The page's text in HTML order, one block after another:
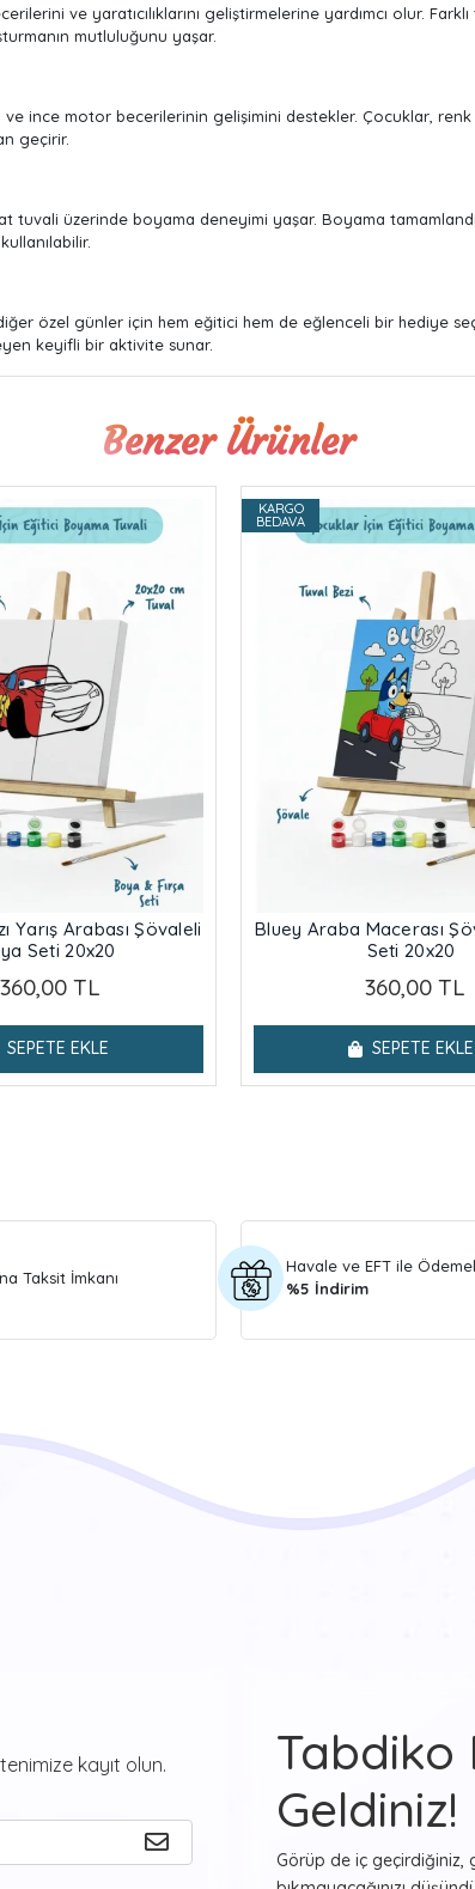
ve yaratıcılıklarını geliştirmelerine yardımcı olur.
mutluluğunu yaşar.
ince motor becerilerinin gelişimini destekler. Çocuklar,
geçirir.
üzerinde boyama deneyimi yaşar. Boyama
özel günler için hem eğitici hem de eğlenceli bir hediye
keyifli bir aktivite sunar.
Benzer Ürünler
Yarış Arabası Şövaleli
Seti 20x20
360,00 TL
SEPETE EKLE
KARGO
BEDAVA
Bluey Araba Macerası
Seti 20x20
360,00 TL
SEPETE EKLE
Taksit İmkanı
Havale ve EFT ile
%5 İndirim
kayıt olun.
Tabdiko
Geldiniz!
Görüp de iç geçirdiğiniz,